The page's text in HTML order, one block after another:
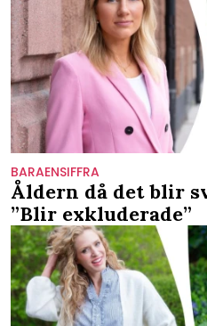
BARAENSIFFRA
Åldern då det blir
”Blir exkluderade”